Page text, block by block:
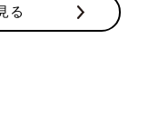
る